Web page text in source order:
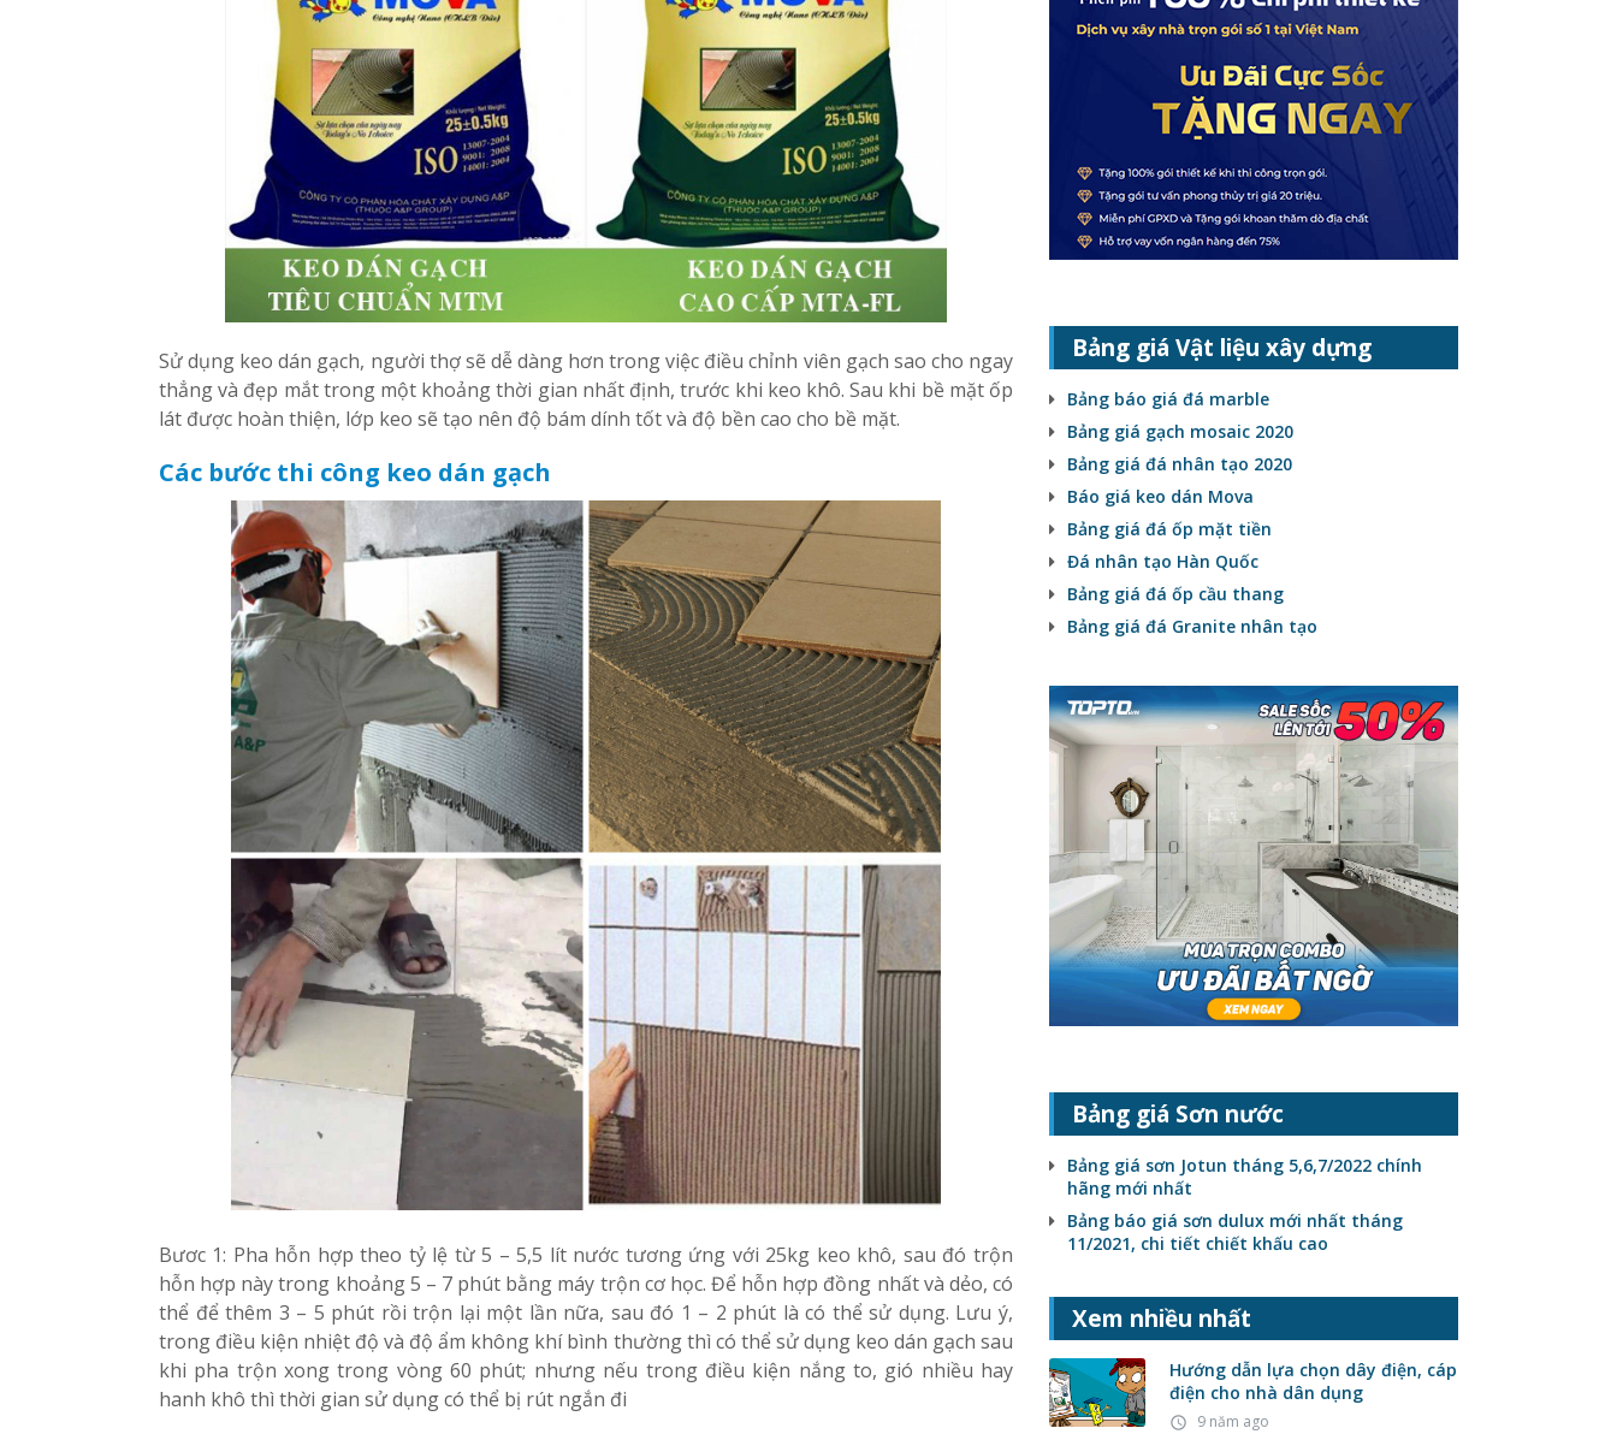
Sử dụng keo dán gạch, người thợ sẽ dễ dàng hơn trong việc điều chỉnh viên gạch sao cho ngay
thẳng và đẹp mắt trong một khoảng thời gian nhất định, trước khi keo khô. Sau khi bề mặt ốp
lát được hoàn thiện, lớp keo sẽ tạo nên độ bám dính tốt và độ bền cao cho bề mặt.
Các bước thi công keo dán gạch
Bươc 1: Pha hỗn hợp theo tỷ lệ từ 5 – 5,5 lít nước tương ứng với 25kg keo khô, sau đó trộn
hỗn hợp này trong khoảng 5 – 7 phút bằng máy trộn cơ học. Để hỗn hợp đồng nhất và dẻo, có
thể để thêm 3 – 5 phút rồi trộn lại một lần nữa, sau đó 1 – 2 phút là có thể sử dụng. Lưu ý,
trong điều kiện nhiệt độ và độ ẩm không khí bình thường thì có thể sử dụng keo dán gạch sau
khi pha trộn xong trong vòng 60 phút; nhưng nếu trong điều kiện nắng to, gió nhiều hay
hanh khô thì thời gian sử dụng có thể bị rút ngắn đi
Bảng giá Vật liệu xây dựng
Bảng báo giá đá marble
Bảng giá gạch mosaic 2020
Bảng giá đá nhân tạo 2020
Báo giá keo dán Mova
Bảng giá đá ốp mặt tiền
Đá nhân tạo Hàn Quốc
Bảng giá đá ốp cầu thang
Bảng giá đá Granite nhân tạo
Bảng giá Sơn nước
Bảng giá sơn Jotun tháng 5,6,7/2022 chính
hãng mới nhất
Bảng báo giá sơn dulux mới nhất tháng
11/2021, chi tiết chiết khấu cao
Xem nhiều nhất
Hướng dẫn lựa chọn dây điện, cáp
điện cho nhà dân dụng
access_time 9 năm ago